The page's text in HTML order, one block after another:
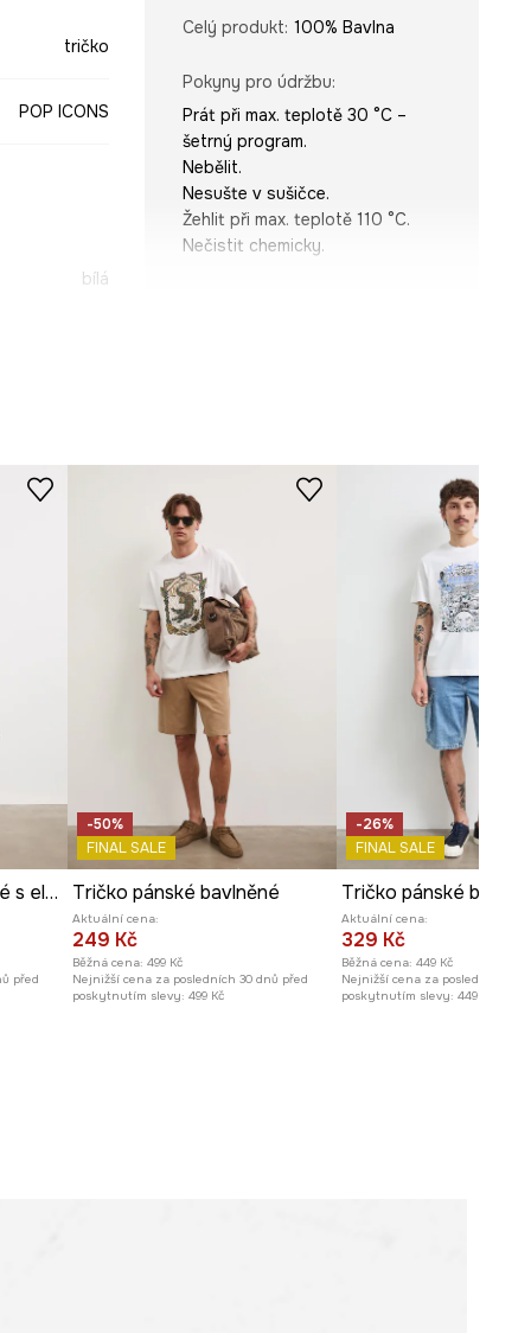
tričko
POP ICONS
bílá
Celý produkt: 100% Bavlna
Pokyny pro údržbu:
Prát při max. teplotě 30 °C –
šetrný program.
Nebělit.
Nesušte v sušičce.
Žehlit při max. teplotě 110 °C.
Nečistit chemicky.
Míry uvedené pro velikost
Šířka podpaží
Model na fotografii je vysoký
186 cm a má na sebe velikost M
Prohlédněte si rozměry
Tričko pánské bavlněné s elastanem s potiskem
před
-50%
FINAL SALE
Tričko pánské bavlněné
Aktuální cena:
249 Kč
Běžná cena: 499 Kč
Nejnižší cena za posledních 30 dnů před
poskytnutím slevy: 499 Kč
-26%
FINAL SALE
Aktuální cena:
329 Kč
Běžná cena: 449 Kč
Nejnižší cena za posledních 30
poskytnutím slevy: 449 Kč